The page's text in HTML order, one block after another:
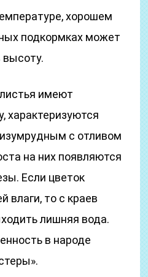
хорошем
подкормках может
имеют
характеризуются
с отливом
на них появляются
Если цветок
влаги, то с краев
лишняя вода.
в народе